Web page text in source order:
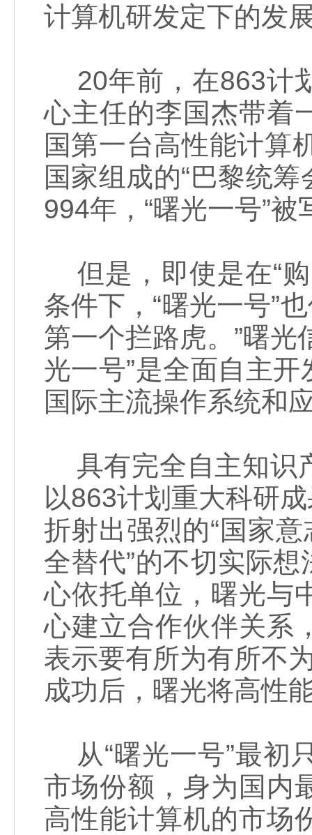
计算机研发定下的发
20年前，在863计
心主任的李国杰带着
国第一台高性能计算
国家组成的“巴黎统
994年，“曙光一号”
但是，即使是在“购
条件下，“曙光一号”
第一个拦路虎。”曙光
光一号”是全面自主
国际主流操作系统和
具有完全自主知识
以863计划重大科研
折射出强烈的“国家
全替代”的不切实际
心依托单位，曙光与
心建立合作伙伴关系
表示要有所为有所不
成功后，曙光将高性
从“曙光一号”最初
市场份额，身为国内
高性能计算机的市场